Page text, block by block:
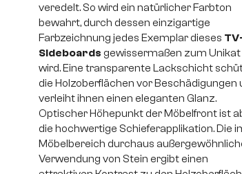
veredelt. So wird ein natürlicher Farbton
bewahrt, durch dessen einzigartige
Farbzeichnung jedes Exemplar dieses
Sideboards gewissermaßen zum Unikat
wird. Eine transparente Lackschicht
die Holzoberflächen vor Beschädigungen
verleiht ihnen einen eleganten Glanz.
Optischer Höhepunkt der Möbelfront ist
die hochwertige Schieferapplikation. Die
Möbelbereich durchaus
Verwendung von Stein ergibt einen